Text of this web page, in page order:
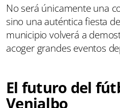
No será únicamente una
sino una auténtica fiesta
municipio volverá a
acoger grandes eventos
El futuro del
Venialbo